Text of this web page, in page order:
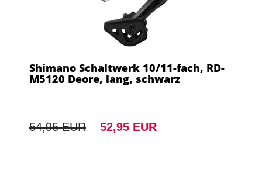
Shimano Schaltwerk 10/11-fach, RD-
M5120 Deore, lang, schwarz
54,95 EUR 52,95 EUR